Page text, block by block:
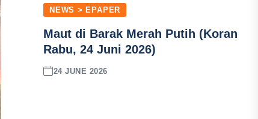
NEWS > EPAPER
Maut di Barak Merah Putih (Koran
Rabu, 24 Juni 2026)
24 JUNE 2026